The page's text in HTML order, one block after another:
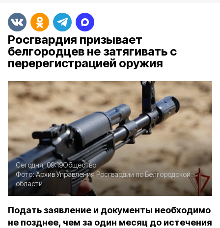
Росгвардия призывает
белгородцев не затягивать с
перерегистрацией оружия
Сегодня, 09:19Общество
Фото:Архив Управления Росгвардии по Белгородской
области
Подать заявление и документы необходимо
не позднее, чем за один месяц до истечения